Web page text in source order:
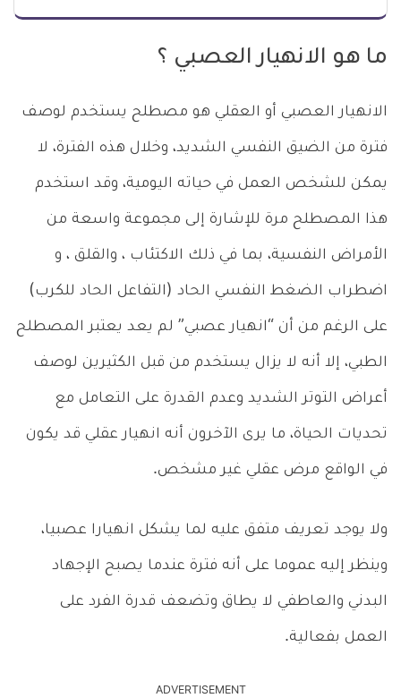
ما هو الانهيار العصبي ؟
الانهيار العصبي أو العقلي هو مصطلح يستخدم لوصف
فترة من الضيق النفسي الشديد، وخلال هذه الفترة، لا
يمكن للشخص العمل في حياته اليومية، وقد استخدم
هذا المصطلح مرة للإشارة إلى مجموعة واسعة من
الأمراض النفسية، بما في ذلك الاكتئاب ، والقلق ، و
اضطراب الضغط النفسي الحاد (التفاعل الحاد للكرب)
على الرغم من أن “انهيار عصبي” لم يعد يعتبر المصطلح
الطبي، إلا أنه لا يزال يستخدم من قبل الكثيرين لوصف
أعراض التوتر الشديد وعدم القدرة على التعامل مع
تحديات الحياة، ما يرى الآخرون أنه انهيار عقلي قد يكون
في الواقع مرض عقلي غير مشخص.
ولا يوجد تعريف متفق عليه لما يشكل انهيارا عصبيا،
وينظر إليه عموما على أنه فترة عندما يصبح الإجهاد
البدني والعاطفي لا يطاق وتضعف قدرة الفرد على
العمل بفعالية.
ADVERTISEMENT